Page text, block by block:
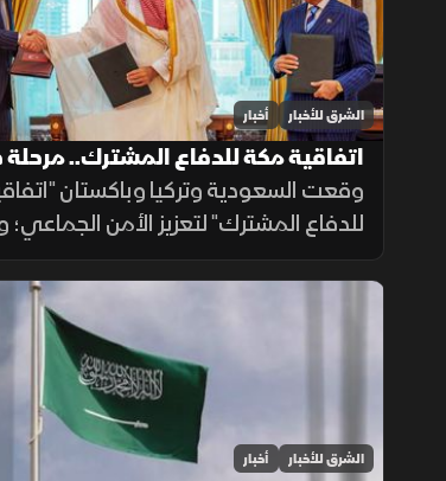
الشرق للأخبار أخبار
اتفاقية مكة للدفاع المشترك..
من التعاون الأمني
وقعت السعودية وتركيا وباكستان
للدفاع المشترك" لتعزيز الأمن
على أن أي هجوم مسلح على أي دولة
هجوما على الجميع، بهدف حماية
الإقليمي وتطوير التعاون الدفاعي.
الشرق للأخبار أخبار